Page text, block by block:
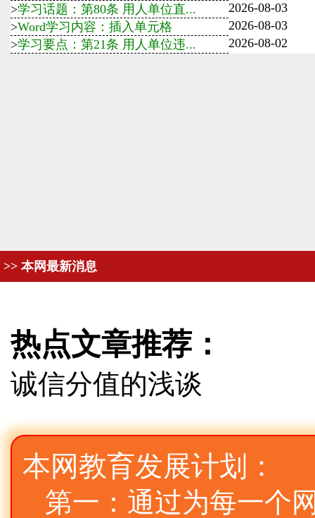
>学习话题：第80条 用人单位直...
2026-08-03
>Word学习内容：插入单元格
2026-08-03
>学习要点：第21条 用人单位违... 2026-08-02
>> 本网最新消息
热点文章推荐：
诚信分值的浅谈
本网教育发展计划：
第一：通过为每一个